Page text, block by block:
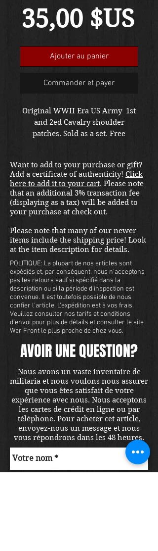
35,00 $US
Ajouter au panier
Commander et payer
Original WWII Era US Army 1st
and 2ed Cavalry shoulder
patches. Sold as a set. Free
quote. Located in our Portland
store.
Want to add to your purchase or gift?
Add a certificate of authenticity! Click
here to add it to your cart. Please note
that an additional 3% transaction fee
(displaying as a tax) will be added to
your purchase at check out.
Please note that many of our newer
items include the shipping price! Look
at the item description for details.
POLITIQUE: La plupart de nos articles sont
expédiés et, par conséquent, nous n'acceptons
pas les retours sauf si spécifié dans la
description ou si la période d'inspection est
convenue. Il est toutefois possible de nous
confier l'article. L'expédition est à vos frais.
Veuillez consulter nos tarifs et conditions
d'envoi pour plus de détails et consulter le site
War Front le plus proche de chez vous.
AVOIR UNE QUESTION?
Nous avons un vaste inventaire de
militaria et nous voulons nous assurer
que vous êtes satisfait de votre
expérience avec nous. Nous acceptons
les cartes de crédit en ligne ou par
téléphone. Pour acheter cet article,
envoyez-nous un message et nous
vous répondrons dans les 48 heures.